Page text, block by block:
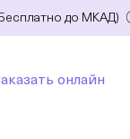
до МКАД)
онлайн